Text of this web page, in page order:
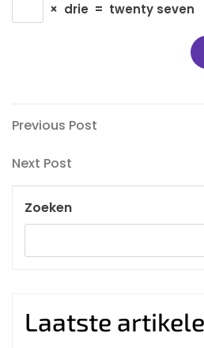
× drie = twenty seven
Bericht
navigatie
Previous
Previous Post
Next
Next Post
Zoeken
Laatste